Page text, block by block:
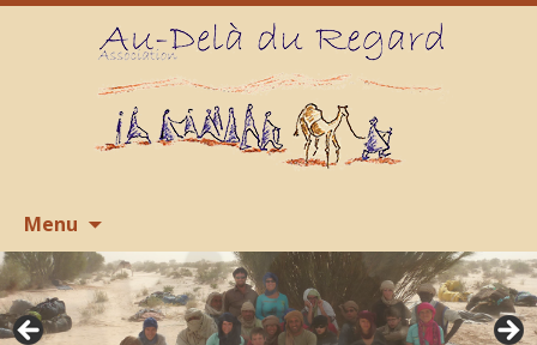
Menu
contenu